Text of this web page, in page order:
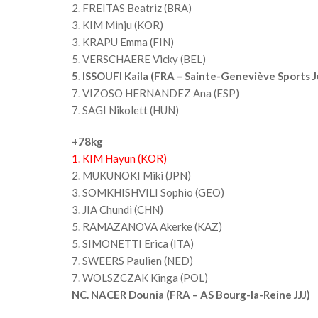
2. FREITAS Beatriz (BRA)
3. KIM Minju (KOR)
3. KRAPU Emma (FIN)
5. VERSCHAERE Vicky (BEL)
5. ISSOUFI Kaila (FRA – Sainte-Geneviève Sports
7. VIZOSO HERNANDEZ Ana (ESP)
7. SAGI Nikolett (HUN)
+78kg
1. KIM Hayun (KOR)
2. MUKUNOKI Miki (JPN)
3. SOMKHISHVILI Sophio (GEO)
3. JIA Chundi (CHN)
5. RAMAZANOVA Akerke (KAZ)
5. SIMONETTI Erica (ITA)
7. SWEERS Paulien (NED)
7. WOLSZCZAK Kinga (POL)
NC. NACER Dounia (FRA – AS Bourg-la-Reine JJJ)